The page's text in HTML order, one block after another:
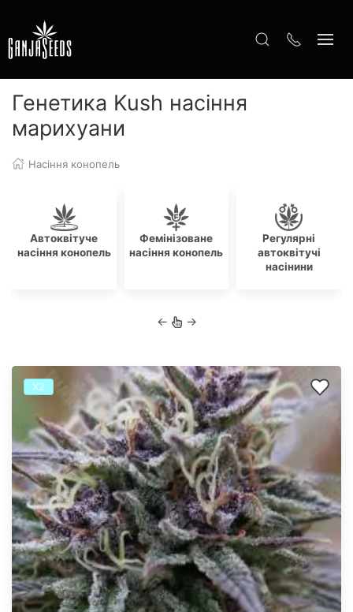
Генетика Kush насіння
марихуани
Насіння конопель
Автоквітуче
насіння конопель
Фемінізоване
насіння конопель
Регулярні
автоквітучі
насінини
← →
Х2